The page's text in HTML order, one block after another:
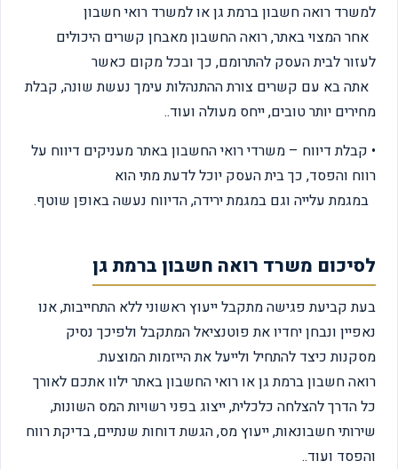
למשרד רואה חשבון ברמת גן או למשרד רואי חשבון
אחר המצוי באתר, רואה החשבון מאבחן קשרים היכולים
לעזור לבית העסק להתרומם, כך ובכל מקום כאשר
אתה בא עם קשרים צורת ההתנהלות עימך נעשת שונה, קבלת
מחירים יותר טובים, ייחס מעולה ועוד..
• קבלת דיווח – משרדי רואי החשבון באתר מעניקים דיווח על
רווח והפסד, כך בית העסק יוכל לדעת מתי הוא
במגמת עלייה וגם במגמת ירידה, הדיווח נעשה באופן שוטף.
לסיכום משרד רואה חשבון ברמת גן
בעת קביעת פגישה מתקבל ייעוץ ראשוני ללא התחייבות, אנו
נאפיין ונבחן יחדיו את פוטנציאל המתקבל ולפיכך נסיק
מסקנות כיצד להתחיל ולייעל את הייזמות המוצעת.
רואה חשבון ברמת גן או רואי החשבון באתר ילוו אתכם לאורך
כל הדרך להצלחה כלכלית, ייצוג בפני רשויות המס השונות,
שירותי חשבונאות, ייעוץ מס, הגשת דוחות שנתיים, בדיקת רווח
והפסד ועוד..